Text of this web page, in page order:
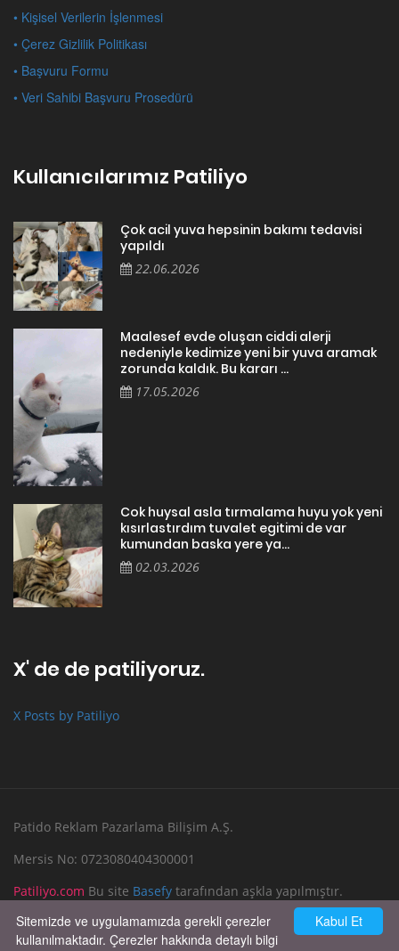
• Kişisel Verilerin İşlenmesi
• Çerez Gizlilik Politikası
• Başvuru Formu
• Veri Sahibi Başvuru Prosedürü
Kullanıcılarımız Patiliyo
Çok acil yuva hepsinin bakımı tedavisi
yapıldı
22.06.2026
Maalesef evde oluşan ciddi alerji
nedeniyle kedimize yeni bir yuva aramak
zorunda kaldık. Bu kararı ...
17.05.2026
Cok huysal asla tırmalama huyu yok yeni
kısırlastırdım tuvalet egitimi de var
kumundan baska yere ya...
02.03.2026
X' de de patiliyoruz.
X Posts by Patiliyo
Patido Reklam Pazarlama Bilişim A.Ş.
Mersis No: 0723080404300001
Patiliyo.com Bu site Basefy tarafından aşkla yapılmıştır.
Reklam Verin
Bize Yazın
Kabul Et
Sitemizde ve uygulamamızda gerekli çerezler
kullanılmaktadır. Çerezler hakkında detaylı bilgi